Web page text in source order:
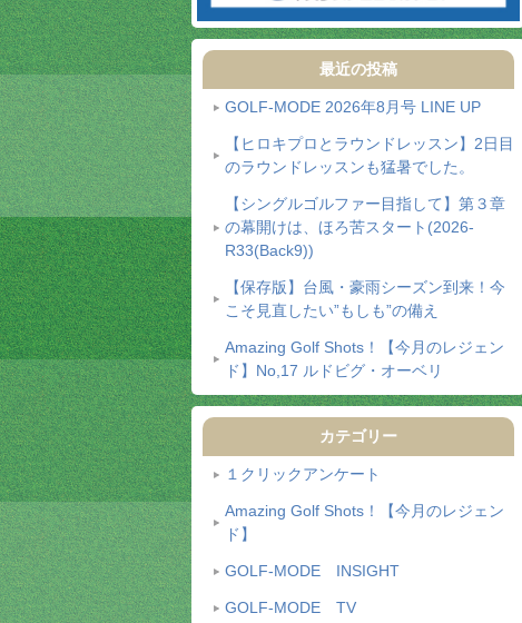
最近の投稿
GOLF-MODE 2026年8月号 LINE UP
【ヒロキプロとラウンドレッスン】2日目
のラウンドレッスンも猛暑でした。
【シングルゴルファー目指して】第３章
の幕開けは、ほろ苦スタート(2026-
R33(Back9))
【保存版】台風・豪雨シーズン到来！今
こそ見直したい”もしも”の備え
Amazing Golf Shots！【今月のレジェン
ド】No,17 ルドビグ・オーベリ
カテゴリー
１クリックアンケート
Amazing Golf Shots！【今月のレジェン
ド】
GOLF-MODE INSIGHT
GOLF-MODE TV